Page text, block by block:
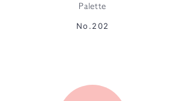
Palette
No.202